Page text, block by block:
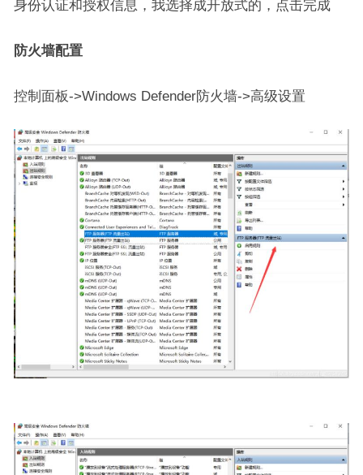
身份认证和授权信息，我选择成开放式的，点击完成
防火墙配置
控制面板->Windows Defender防火墙->高级设置